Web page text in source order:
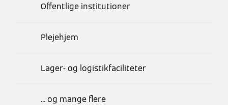
Offentlige institutioner
Plejehjem
Lager- og logistikfaciliteter
... og mange flere